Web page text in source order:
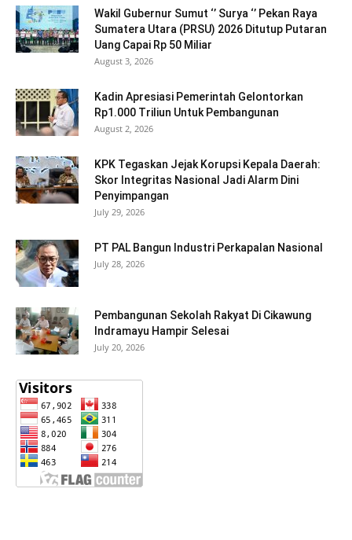
Wakil Gubernur Sumut ‘’ Surya ‘’ Pekan Raya
Sumatera Utara (PRSU) 2026 Ditutup Putaran
Uang Capai Rp 50 Miliar
August 3, 2026
Kadin Apresiasi Pemerintah Gelontorkan
Rp1.000 Triliun Untuk Pembangunan
August 2, 2026
KPK Tegaskan Jejak Korupsi Kepala Daerah:
Skor Integritas Nasional Jadi Alarm Dini
Penyimpangan
July 29, 2026
PT PAL Bangun Industri Perkapalan Nasional
July 28, 2026
Pembangunan Sekolah Rakyat Di Cikawung
Indramayu Hampir Selesai
July 20, 2026